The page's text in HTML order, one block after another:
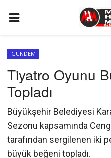
GÜNDEM
SİYASET
EKONOMİ
EĞİTİM
SPOR
İLETİŞİM
GÜNDEM
Tiyatro Oyunu
Topladı
Büyükşehir Belediyesi
Sezonu kapsamında
tarafından sergilenen iki
büyük beğeni topladı.